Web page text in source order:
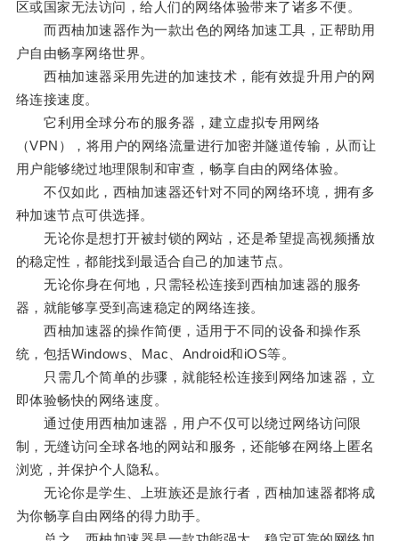
区或国家无法访问，给人们的网络体验带来了诸多不便。
而西柚加速器作为一款出色的网络加速工具，正帮助用
户自由畅享网络世界。
西柚加速器采用先进的加速技术，能有效提升用户的网
络连接速度。
它利用全球分布的服务器，建立虚拟专用网络
（VPN），将用户的网络流量进行加密并隧道传输，从而让
用户能够绕过地理限制和审查，畅享自由的网络体验。
不仅如此，西柚加速器还针对不同的网络环境，拥有多
种加速节点可供选择。
无论你是想打开被封锁的网站，还是希望提高视频播放
的稳定性，都能找到最适合自己的加速节点。
无论你身在何地，只需轻松连接到西柚加速器的服务
器，就能够享受到高速稳定的网络连接。
西柚加速器的操作简便，适用于不同的设备和操作系
统，包括Windows、Mac、Android和iOS等。
只需几个简单的步骤，就能轻松连接到网络加速器，立
即体验畅快的网络速度。
通过使用西柚加速器，用户不仅可以绕过网络访问限
制，无缝访问全球各地的网站和服务，还能够在网络上匿名
浏览，并保护个人隐私。
无论你是学生、上班族还是旅行者，西柚加速器都将成
为你畅享自由网络的得力助手。